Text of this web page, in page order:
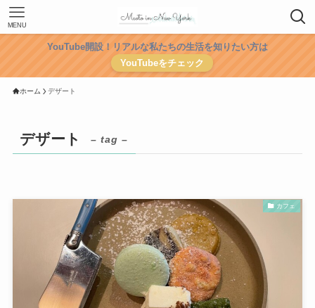
MENU
YouTube開設！リアルな私たちの生活を知りたい方は
YouTubeをチェック
ホーム デザート
デザート – tag –
カフェ